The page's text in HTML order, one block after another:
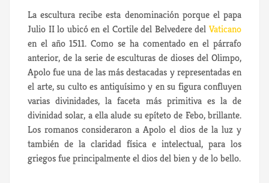
La escultura recibe esta denominación porque el papa
Julio II lo ubicó en el Cortile del Belvedere del Vaticano
en el año 1511. Como se ha comentado en el párrafo
anterior, de la serie de esculturas de dioses del Olimpo,
Apolo fue una de las más destacadas y representadas en
el arte, su culto es antiquísimo y en su figura confluyen
varias divinidades, la faceta más primitiva es la de
divinidad solar, a ella alude su epíteto de Febo, brillante.
Los romanos consideraron a Apolo el dios de la luz y
también de la claridad física e intelectual, para los
griegos fue principalmente el dios del bien y de lo bello.